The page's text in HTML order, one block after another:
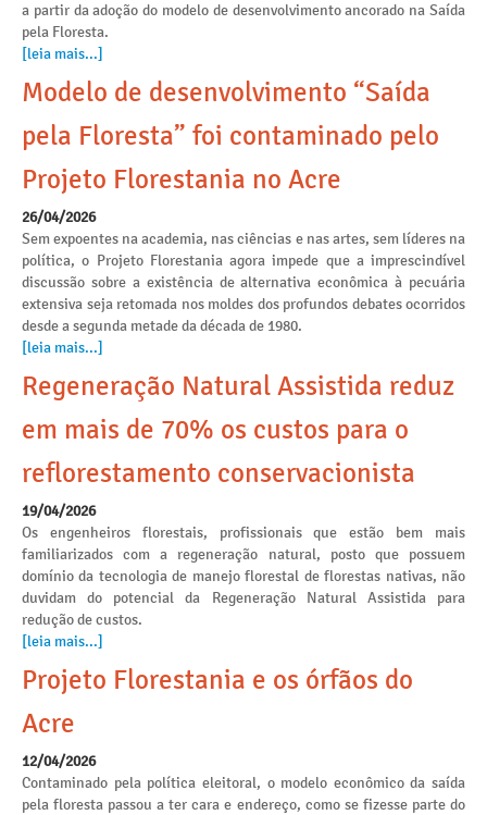
a partir da adoção do modelo de desenvolvimento ancorado na Saída
pela Floresta.
[leia mais...]
Modelo de desenvolvimento “Saída
pela Floresta” foi contaminado pelo
Projeto Florestania no Acre
26/04/2026
Sem expoentes na academia, nas ciências e nas artes, sem líderes na
política, o Projeto Florestania agora impede que a imprescindível
discussão sobre a existência de alternativa econômica à pecuária
extensiva seja retomada nos moldes dos profundos debates ocorridos
desde a segunda metade da década de 1980.
[leia mais...]
Regeneração Natural Assistida reduz
em mais de 70% os custos para o
reflorestamento conservacionista
19/04/2026
Os engenheiros florestais, profissionais que estão bem mais
familiarizados com a regeneração natural, posto que possuem
domínio da tecnologia de manejo florestal de florestas nativas, não
duvidam do potencial da Regeneração Natural Assistida para
redução de custos.
[leia mais...]
Projeto Florestania e os órfãos do
Acre
12/04/2026
Contaminado pela política eleitoral, o modelo econômico da saída
pela floresta passou a ter cara e endereço, como se fizesse parte do